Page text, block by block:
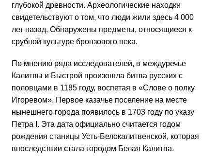
глубокой древности. Археологические находки
свидетельствуют о том, что люди жили здесь 4 000
лет назад. Обнаружены предметы, относящиеся к
срубной культуре бронзового века.
По мнению ряда исследователей, в междуречье
Калитвы и Быстрой произошла битва русских с
половцами в 1185 году, воспетая в «Слове о полку
Игоревом». Первое казачье поселение на месте
нынешнего города появилось в 1703 году по указу
Петра I. Эта дата официально считается годом
рождения станицы Усть-Белокалитвенской, которая
впоследствии стала городом Белая Калитва.